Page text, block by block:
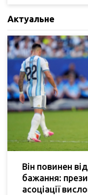
Актуальне
Він повинен
бажання:
асоціації